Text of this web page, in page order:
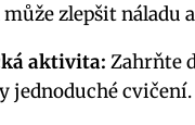
zlepšit náladu
aktivita: Zahrňte
jednoduché cvičení.